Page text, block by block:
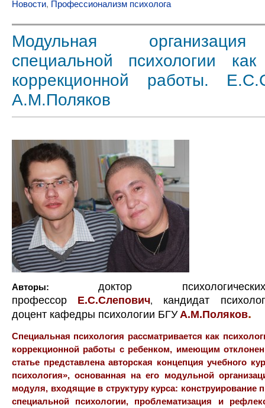
Новости, Профессионализм психолога
Модульная
специальной психологии как
коррекционной работы.
А.М.Поляков
Авторы:доктор
профессор
Е.С.Слепович, кандидат
доцент кафедры психологии БГУ А.М.Поляков.
Специальная психология рассматривается как
коррекционной работы с ребенком, имеющим
статье представлена авторская концепция учебного
психология», основанная на его модульной
модуля, входящие в структуру курса: конструирование
специальной психологии, проблематизация и